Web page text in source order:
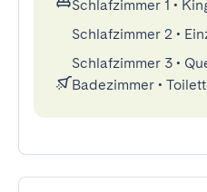
Schlafzimmer 1 •
Schlafzimmer 2 •
Schlafzimmer 3 •
Badezimmer •